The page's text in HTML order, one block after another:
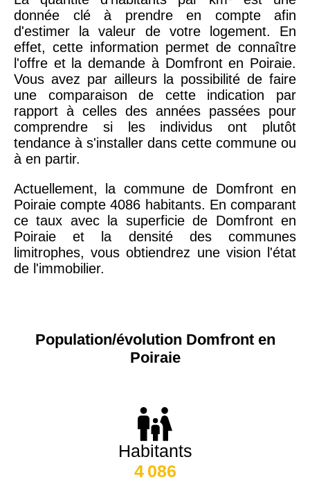
17ème
arrondissement
11 454 € 12 687 €
75016 - Paris
16ème
arrondissement
12 145 € 15 155 €
83000 -Toulon 3 018 € 4 284 €
38000 -Grenoble
donnée clé à prendre en compte afin
d'estimer la valeur de votre logement. En
effet, cette information permet de connaître
l'offre et la demande à Domfront en Poiraie.
Vous avez par ailleurs la possibilité de faire
une comparaison de cette indication par
rapport à celles des années passées pour
comprendre si les individus ont plutôt
tendance à s'installer dans cette commune ou
à en partir.
Actuellement, la commune de Domfront en
Poiraie compte 4086 habitants. En comparant
ce taux avec la superficie de Domfront en
Poiraie et la densité des communes
limitrophes, vous obtiendrez une vision l'état
de l'immobilier.
Population/évolution Domfront en
Poiraie
Habitants
4 086